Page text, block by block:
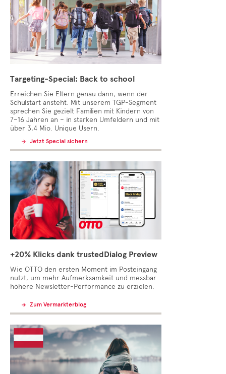
Targeting-Special: Back to school
Erreichen Sie Eltern genau dann, wenn der
Schulstart ansteht. Mit unserem TGP-Segment
sprechen Sie gezielt Familien mit Kindern von
7–16 Jahren an – in starken Umfeldern und mit
über 3,4 Mio. Unique Usern.
Jetzt Special sichern
+20% Klicks dank trustedDialog Preview
Wie OTTO den ersten Moment im Posteingang
nutzt, um mehr Aufmerksamkeit und messbar
höhere Newsletter-Performance zu erzielen.
Zum Vermarkterblog